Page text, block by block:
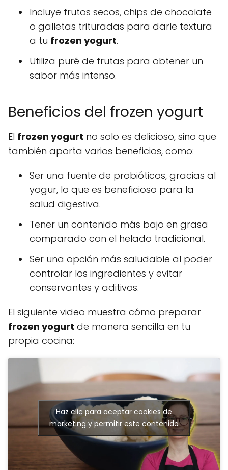
Incluye frutos secos, chips de chocolate
o galletas trituradas para darle textura
a tu frozen yogurt.
Utiliza puré de frutas para obtener un
sabor más intenso.
Beneficios del frozen yogurt
El frozen yogurt no solo es delicioso, sino que
también aporta varios beneficios, como:
Ser una fuente de probióticos, gracias al
yogur, lo que es beneficioso para la
salud digestiva.
Tener un contenido más bajo en grasa
comparado con el helado tradicional.
Ser una opción más saludable al poder
controlar los ingredientes y evitar
conservantes y aditivos.
El siguiente video muestra cómo preparar
frozen yogurt de manera sencilla en tu
propia cocina:
Haz clic para aceptar cookies de
marketing y permitir este contenido